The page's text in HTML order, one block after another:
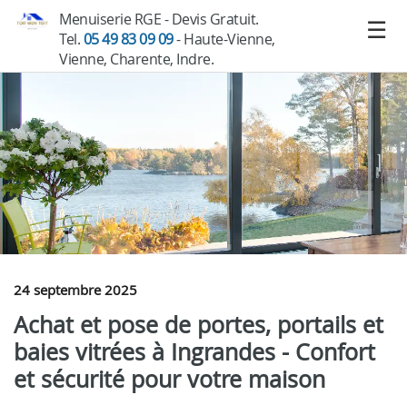
Menuiserie RGE - Devis Gratuit.
Tel.05 49 83 09 09- Haute-Vienne,
Vienne, Charente, Indre.
24 septembre 2025
Achat et pose de portes, portails et
baies vitrées à Ingrandes - Confort
et sécurité pour votre maison